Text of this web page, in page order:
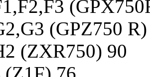
(GPZ750
(ZXR750) 90